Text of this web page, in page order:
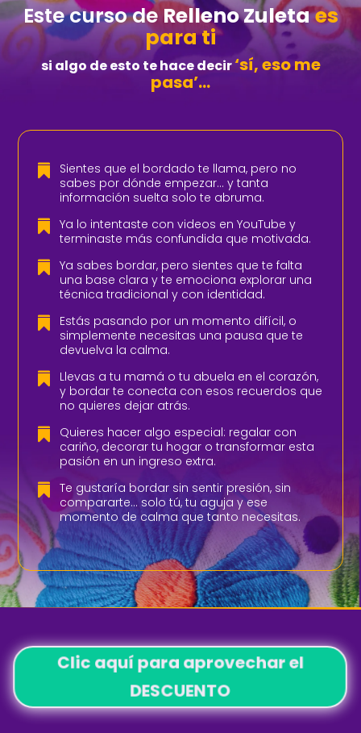
Este curso deRelleno Zuletaes
para ti
si algo de esto te hace decir‘sí, eso me
pasa’…

Sientes que el bordado te llama, pero no
sabes por dónde empezar… y tanta
información suelta solo te abruma.
 Ya lo intentaste con videos en YouTube y
terminaste más confundida que motivada.
 Ya sabes bordar, pero sientes que te falta
una base clara y te emociona explorar una
técnica tradicional y con identidad.

Estás pasando por un momento difícil, o
simplemente necesitas una pausa que te
devuelva la calma.

Llevas a tu mamá o tu abuela en el corazón,
y bordar te conecta con esos recuerdos que
no quieres dejar atrás.

Quieres hacer algo especial: regalar con
cariño, decorar tu hogar o transformar esta
pasión en un ingreso extra.
 Te gustaría bordar sin sentir presión, sin
compararte… solo tú, tu aguja y ese
momento de calma que tanto necesitas.
Clic aquí para aprovechar el
DESCUENTO